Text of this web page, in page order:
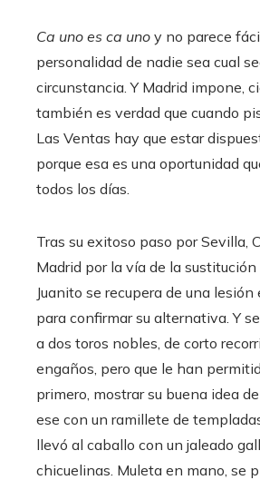
Ca uno es ca uno y no parece
personalidad de nadie sea cual
circunstancia. Y Madrid impone,
también es verdad que cuando
Las Ventas hay que estar
porque esa es una oportunidad
todos los días.
Tras su exitoso paso por Sevilla,
Madrid por la vía de la
Juanito se recupera de una
para confirmar su alternativa. Y
a dos toros nobles, de corto
engaños, pero que le han
primero, mostrar su buena idea
ese con un ramillete de
llevó al caballo con un jaleado
chicuelinas. Muleta en mano, se